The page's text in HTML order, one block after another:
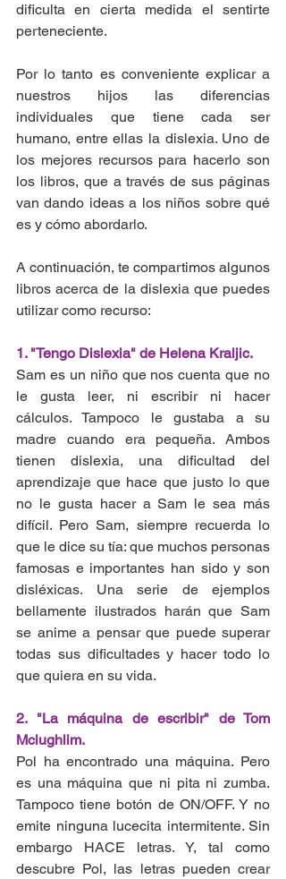
dificulta en cierta medida el sentirte
perteneciente.
Por lo tanto es conveniente explicar a
nuestros hijos las diferencias
individuales que tiene cada ser
humano, entre ellas la dislexia. Uno de
los mejores recursos para hacerlo son
los libros, que a través de sus páginas
van dando ideas a los niños sobre qué
es y cómo abordarlo.
A continuación, te compartimos algunos
libros acerca de la dislexia que puedes
utilizar como recurso:
1. "Tengo Dislexia" de Helena Kraljic.
Sam es un niño que nos cuenta que no
le gusta leer, ni escribir ni hacer
cálculos. Tampoco le gustaba a su
madre cuando era pequeña. Ambos
tienen dislexia, una dificultad del
aprendizaje que hace que justo lo que
no le gusta hacer a Sam le sea más
difícil. Pero Sam, siempre recuerda lo
que le dice su tía: que muchos personas
famosas e importantes han sido y son
disléxicas. Una serie de ejemplos
bellamente ilustrados harán que Sam
se anime a pensar que puede superar
todas sus dificultades y hacer todo lo
que quiera en su vida.
2. "La máquina de escribir" de Tom
Mclughlim.
Pol ha encontrado una máquina. Pero
es una máquina que ni pita ni zumba.
Tampoco tiene botón de ON/OFF. Y no
emite ninguna lucecita intermitente. Sin
embargo HACE letras. Y, tal como
descubre Pol, las letras pueden crear